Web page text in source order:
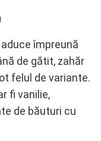
împreună
de gătit, zahăr
felul de variante.
fi vanilie,
de băuturi cu